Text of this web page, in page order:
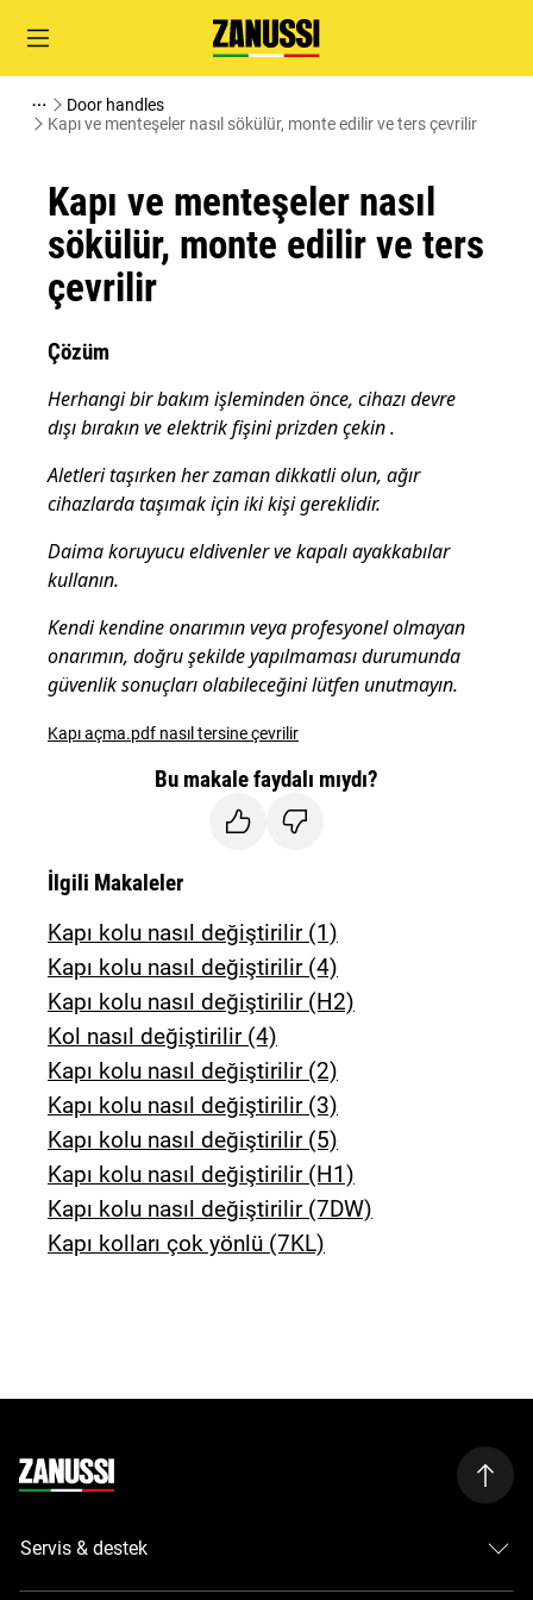
Door handles
Kapı ve menteşeler nasıl sökülür, monte edilir ve ters çevrilir
Kapı ve menteşeler nasıl
sökülür, monte edilir ve ters
çevrilir
Çözüm
Herhangi bir bakım işleminden önce, cihazı devre
dışı bırakın ve elektrik fişini prizden çekin.
Aletleri taşırken her zaman dikkatli olun, ağır
cihazlarda taşımak için iki kişi gereklidir.
Daima koruyucu eldivenler ve kapalı ayakkabılar
kullanın.
Kendi kendine onarımın veya profesyonel olmayan
onarımın, doğru şekilde yapılmaması durumunda
güvenlik sonuçları olabileceğini lütfen unutmayın.
Kapı açma.pdf nasıl tersine çevrilir
Bu makale faydalı mıydı?
İlgili Makaleler
Kapı kolu nasıl değiştirilir (1)
Kapı kolu nasıl değiştirilir (4)
Kapı kolu nasıl değiştirilir (H2)
Kol nasıl değiştirilir (4)
Kapı kolu nasıl değiştirilir (2)
Kapı kolu nasıl değiştirilir (3)
Kapı kolu nasıl değiştirilir (5)
Kapı kolu nasıl değiştirilir (H1)
Kapı kolu nasıl değiştirilir (7DW)
Kapı kolları çok yönlü (7KL)
Servis & destek